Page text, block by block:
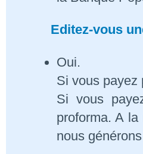
Editez-vous
Oui.
Si vous payez
Si vous
proforma. A
nous